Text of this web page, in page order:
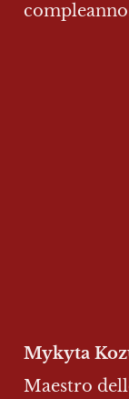
Mykyta
Maestro